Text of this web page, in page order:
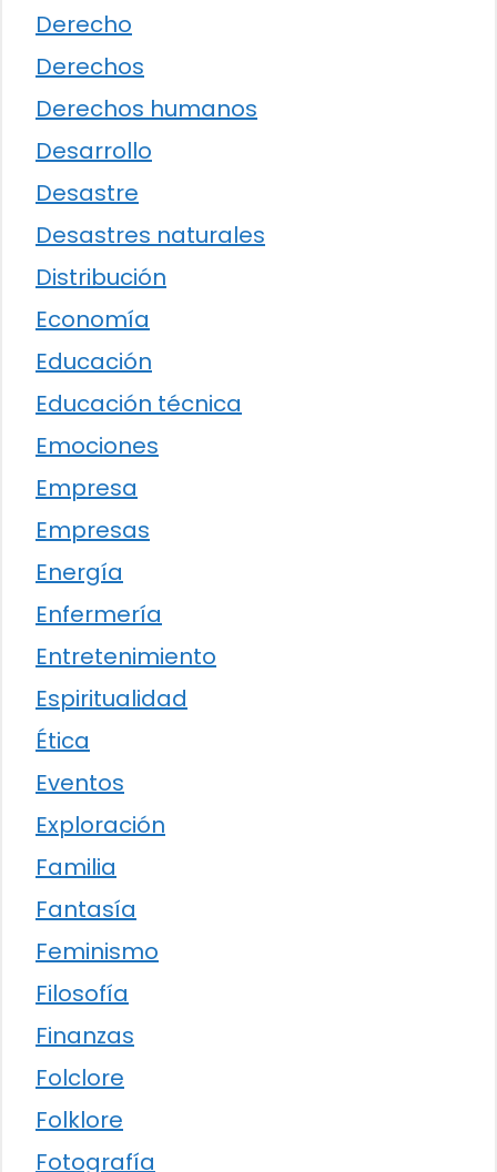
Derecho
Derechos
Derechos humanos
Desarrollo
Desastre
Desastres naturales
Distribución
Economía
Educación
Educación técnica
Emociones
Empresa
Empresas
Energía
Enfermería
Entretenimiento
Espiritualidad
Ética
Eventos
Exploración
Familia
Fantasía
Feminismo
Filosofía
Finanzas
Folclore
Folklore
Fotografía